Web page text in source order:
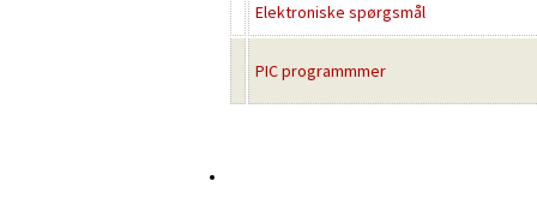
Elektroniske spørgsmål
PIC programmmer